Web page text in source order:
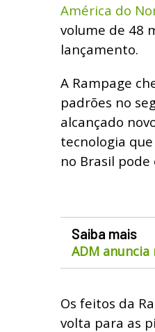
América do
volume de 48
lançamento.
A Rampage
padrões no
alcançado
tecnologia
no Brasil pode
Saiba mais
ADM
Os feitos da
volta para as